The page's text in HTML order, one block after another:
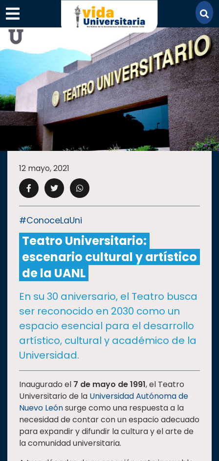
×
SECCIONES
ACADEMIA
CAMPUS UANL
CULTURA
DEPORTES
I+D+IEXPERTOS
SALUD
SUSTENTABILIDAD
TEMAS
Oferta
educativa
12 mayo, 2021
#ConoceLaUni
Teatro Universitario:
escenario cultural y artístico
de la UANL
En su 30 aniversario, el Teatro busca
ser reconocido en 2030 como un
espacio esencial para el desarrollo
artístico, cultural y académico de la
Universidad.
Inaugurado el 7 de mayo de 1991, el Teatro
Universitario de la Universidad Autónoma de
Nuevo Leónsurge como una respuesta a la
necesidad de contar con un espacio adecuado
para expandir y difundir la cultura y el arte de
la comunidad universitaria.